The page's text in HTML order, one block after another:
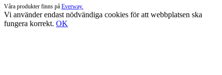
Våra produkter finns på Everway.
Vi använder endast nödvändiga cookies för att webbplatsen ska
fungera korrekt. OK